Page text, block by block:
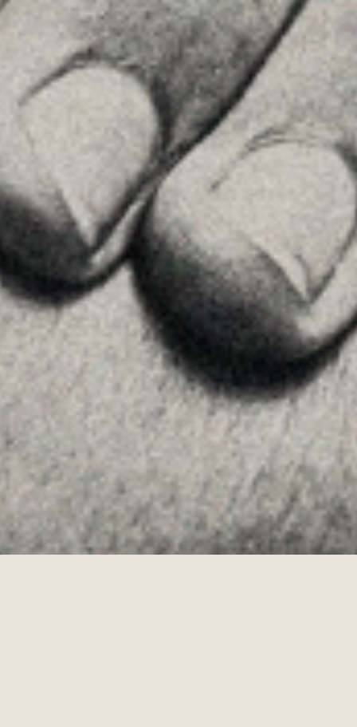
La Firma
Equipo
Asesoramiento
Insights
SÍGUENOS
Linkedin
Instagram
Youtube
Allyon — Barcelona, Spain
Copyrights © 2026 AVISO LEGAL·
POLÍTICA DE COOKIES· POLÍTICA DE PRIVACIDAD
·